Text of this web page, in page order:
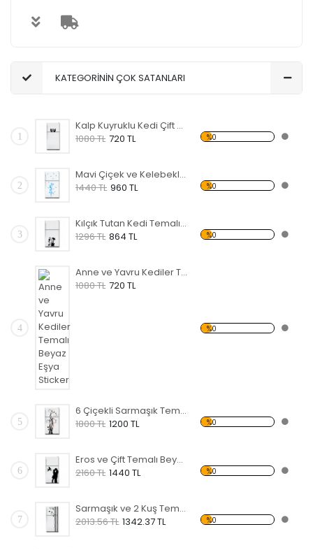
KATEGORİNİN ÇOK SATANLARI
1
Kalp Kuyruklu Kedi Çift Temalı Beyaz Eşya Sticker
1080 TL 720 TL %0
2
Mavi Çiçek ve Kelebekler Temalı Beyaz Eşya Sticker
1440 TL 960 TL %0
3
Kılçık Tutan Kedi Temalı Beyaz Eşya Sticker
1296 TL 864 TL %0
4
Anne ve Yavru Kediler Temalı Beyaz Eşya Sticker
1080 TL 720 TL
%0
5
6 Çiçekli Sarmaşık Temalı Beyaz Eşya Sticker
1800 TL 1200 TL %0
6
Eros ve Çift Temalı Beyaz Eşya Sticker
2160 TL 1440 TL %0
7
Sarmaşık ve 2 Kuş Temalı Beyaz Eşya Sticker
2013.56 TL 1342.37 TL %0